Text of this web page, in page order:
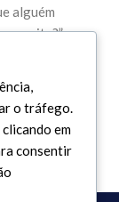
alguém
noite?”, ou
surata ao
o tráfego.
em
consentir